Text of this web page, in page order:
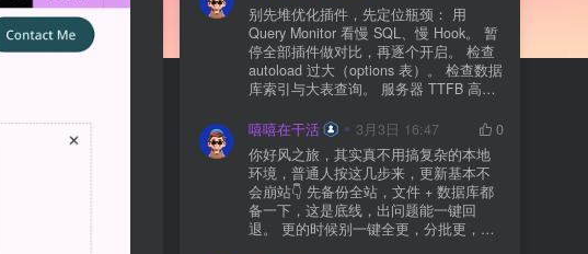
别先堆优化插件，先定位瓶颈： 用
Query Monitor 看慢 SQL、慢 Hook。 暂
停全部插件做对比，再逐个开启。 检查
autoload 过大（options 表）。 检查数据
库索引与大表查询。 服务器 TTFB 高就
嘻嘻在干活
3月3日 16:47
0
你好风之旅，其实真不用搞复杂的本地
环境，普通人按这几步来，更新基本不
会崩站👇 先备份全站，文件 + 数据库都
备一下，这是底线，出问题能一键回
退。 更的时候别一键全更，分批更，先